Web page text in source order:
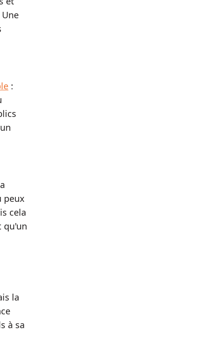
:
peux
cela
qu'un
la
à sa